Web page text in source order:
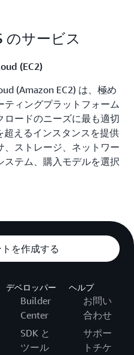
るAmazon Bedrockを通じ
す。「AWS を利用する
ーションに注力して、世
レードの体験を企業顧客に
のサービス
(EC2)
(Amazon EC2) は、極め
ティングプラットフォーム
ロードのニーズに最も適切
えるインスタンスを提供
ストレージ、ネットワー
ステム、購入モデルを選択
を作成する
デベロッパー
Builder
Center
SDK と
ツール
ヘルプ
お問い
合わせ
サポー
トチケ